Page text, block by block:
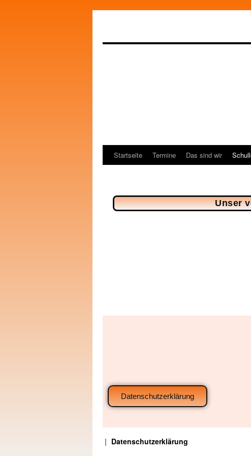
Startseite Termine Das sind wir
Unser
Datenschutzerklärung
Datenschutzerklärung